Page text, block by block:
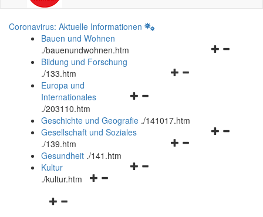
Coronavirus: Aktuelle Informationen
Bauen und Wohnen
./bauenundwohnen.htm
Navigationsmenü
Bildung und Forschung
./133.htm
Navigationsmenü
und
schließen
Europa und
Internationales
./203110.htm
Geschichte und Geografie ./141017.htm
Navigationsmenü
Gesellschaft und Soziales
./139.htm
Navigationsmenü
Gesundheit ./141.htm
Navigationsmenü
Kultur
./kultur.htm
Navigationsmenü